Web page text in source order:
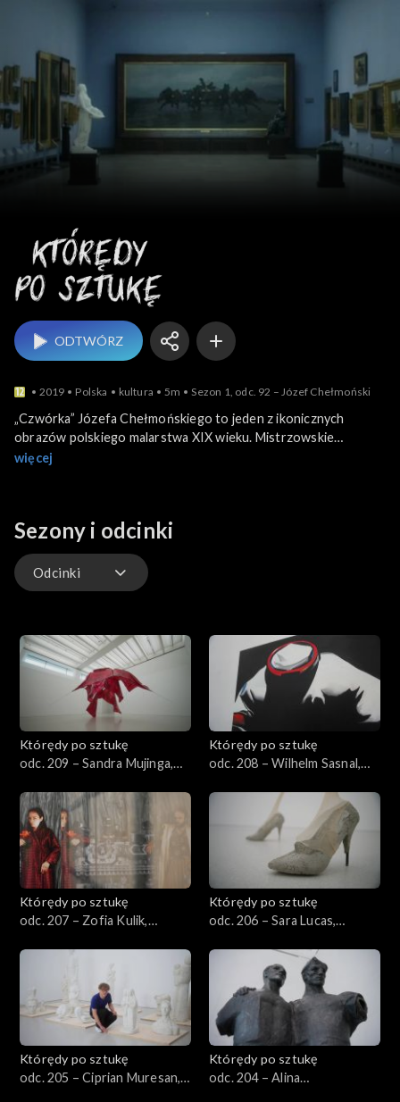
Którędy po sztukę
ODTWÓRZ
2019 Polska kultura 5m Sezon 1, odc. 92 – Józef Chełmoński
„Czwórka” Józefa Chełmońskiego to jeden z ikonicznych
obrazów polskiego malarstwa XIX wieku. Mistrzowskie
uchwycenie ruchu koni, znakomita kompozycja i realistyczna,
autorze.
więcej
Sezony i odcinki
Odcinki
Którędy po sztukę
odc. 209 – Sandra Mujinga,
Którędy po sztukę
odc. 208 – Wilhelm Sasnal,
Którędy po sztukę
odc. 207 – Zofia Kulik,
Którędy po sztukę
odc. 206 – Sara Lucas,
Którędy po sztukę
odc. 205 – Ciprian Muresan,
Którędy po sztukę
odc. 204 – Alina